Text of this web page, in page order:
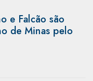
e Falcão são
de Minas pelo